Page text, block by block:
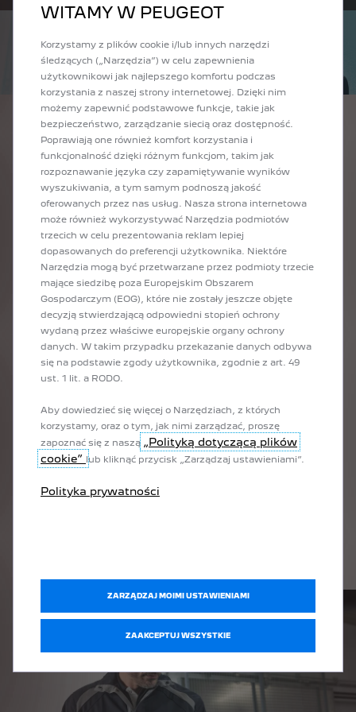
POPRZEDNI
Aplikacja MyPeugeot pozwala w pełni niezależnie zarządzać i
zdalnie kontrolować ładowanie Twojego pojazdu na co dzień:
- Kontrola zużycia energii w czasie rzeczywistym
- Zdalne planowanie ładowania i kontrola jego postępu w
aplikacji
Odkryj wszytskie usługi mobilne
USŁUGI MOBILNE ZAAWANSOWANE TECHNOLOGIE
BEZSTRESOWE
WITAMY W PEUGEOT
Korzystamy z plików cookie i/lub innych narzędzi
śledzących („Narzędzia”) w celu zapewnienia
użytkownikowi jak najlepszego komfortu podczas
korzystania z naszej strony internetowej. Dzięki nim
możemy zapewnić podstawowe funkcje, takie jak
bezpieczeństwo, zarządzanie siecią oraz dostępność.
Poprawiają one również komfort korzystania i
funkcjonalność dzięki różnym funkcjom, takim jak
rozpoznawanie języka czy zapamiętywanie wyników
wyszukiwania, a tym samym podnoszą jakość
oferowanych przez nas usług. Nasza strona internetowa
może również wykorzystywać Narzędzia podmiotów
trzecich w celu prezentowania reklam lepiej
dopasowanych do preferencji użytkownika. Niektóre
Narzędzia mogą być przetwarzane przez podmioty trzecie
mające siedzibę poza Europejskim Obszarem
Gospodarczym (EOG), które nie zostały jeszcze objęte
decyzją stwierdzającą odpowiedni stopień ochrony
wydaną przez właściwe europejskie organy ochrony
danych. W takim przypadku przekazanie danych odbywa
się na podstawie zgody użytkownika, zgodnie z art. 49
ust. 1 lit. a RODO.
Aby dowiedzieć się więcej o Narzędziach, z których
korzystamy, oraz o tym, jak nimi zarządzać, proszę
zapoznać się z naszą „Polityką dotyczącą plików
cookie” lub kliknąć przycisk „Zarządzaj ustawieniami”.
Polityka prywatności
ZARZĄDZAJ MOIMI USTAWIENIAMI
ZAAKCEPTUJ WSZYSTKIE